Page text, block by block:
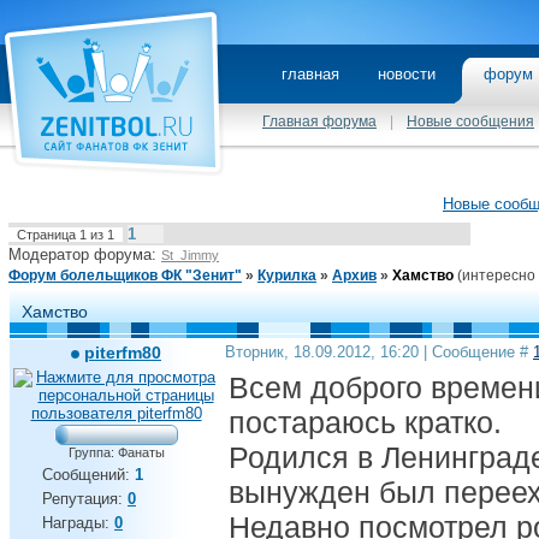
главная новости
Главная форума Новые сообщения
Новые
Страница 1 из 1
1
Модератор форума: St_Jimmy
Форум болельщиков ФК "Зенит" » Курилка » Архив » Хамство (интересно
Хамство
piterfm80
Группа: Фанаты
Сообщений: 1
Репутация: 0
Награды: 0
Вторник, 18.09.2012, 16:20 | Сообщение #
Всем доброго
постараюсь кратко.
Родился в
вынужден был
Недавно посмотрел